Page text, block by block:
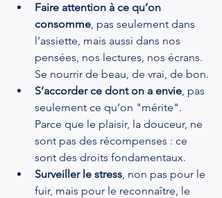
Faire attention à ce qu’on
consomme, pas seulement dans
l’assiette, mais aussi dans nos
pensées, nos lectures, nos écrans.
Se nourrir de beau, de vrai, de bon.
S’accorder ce dont on a envie, pas
seulement ce qu’on "mérite".
Parce que le plaisir, la douceur, ne
sont pas des récompenses : ce
sont des droits fondamentaux.
Surveiller le stress, non pas pour le
fuir, mais pour le reconnaître, le